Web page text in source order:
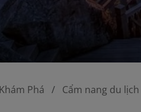
Khám Phá Cẩm nang du lịch